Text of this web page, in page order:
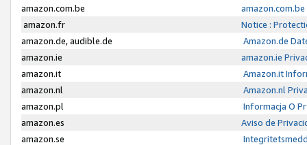
amazon.com.be
amazon.fr
Notice :
amazon.de, audible.de
Amazon.de
amazon.ie
amazon.ie
amazon.it
Amazon.it
amazon.nl
Amazon.nl
amazon.pl
Informacja O
amazon.es
Aviso de
amazon.se